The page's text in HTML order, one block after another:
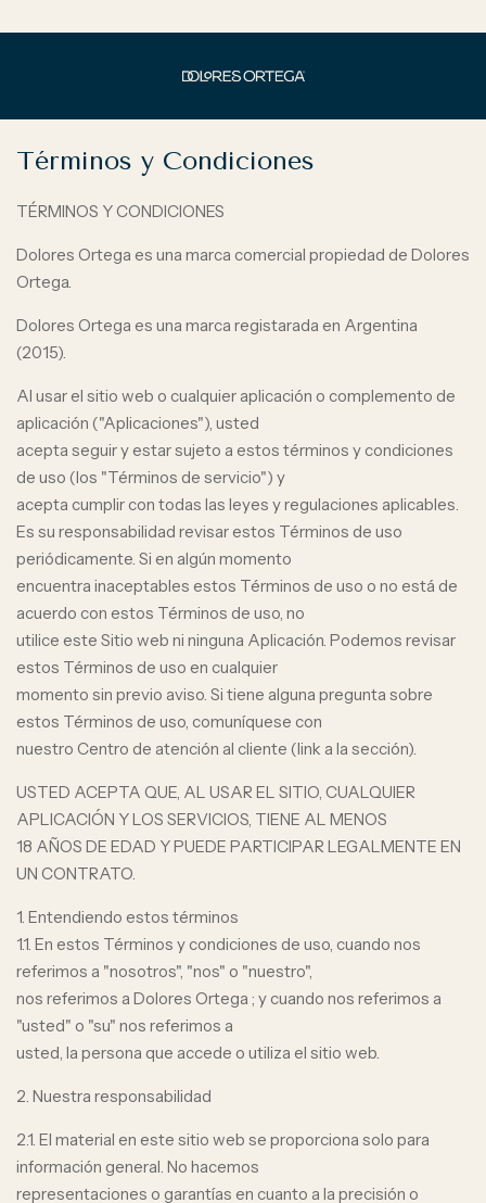
Términos y Condiciones
TÉRMINOS Y CONDICIONES
Dolores Ortega es una marca comercial propiedad de Dolores
Ortega.
Dolores Ortega es una marca registarada en Argentina
(2015).
Al usar el sitio web o cualquier aplicación o complemento de
aplicación ("Aplicaciones"), usted
acepta seguir y estar sujeto a estos términos y condiciones
de uso (los "Términos de servicio") y
acepta cumplir con todas las leyes y regulaciones aplicables.
Es su responsabilidad revisar estos Términos de uso
periódicamente. Si en algún momento
encuentra inaceptables estos Términos de uso o no está de
acuerdo con estos Términos de uso, no
utilice este Sitio web ni ninguna Aplicación. Podemos revisar
estos Términos de uso en cualquier
momento sin previo aviso. Si tiene alguna pregunta sobre
estos Términos de uso, comuníquese con
nuestro Centro de atención al cliente (link a la sección).
USTED ACEPTA QUE, AL USAR EL SITIO, CUALQUIER
APLICACIÓN Y LOS SERVICIOS, TIENE AL MENOS
18 AÑOS DE EDAD Y PUEDE PARTICIPAR LEGALMENTE EN
UN CONTRATO.
1. Entendiendo estos términos
1.1. En estos Términos y condiciones de uso, cuando nos
referimos a "nosotros", "nos" o "nuestro",
nos referimos a Dolores Ortega ; y cuando nos referimos a
"usted" o "su" nos referimos a
usted, la persona que accede o utiliza el sitio web.
2. Nuestra responsabilidad
2.1. El material en este sitio web se proporciona solo para
información general. No hacemos
representaciones o garantías en cuanto a la precisión o